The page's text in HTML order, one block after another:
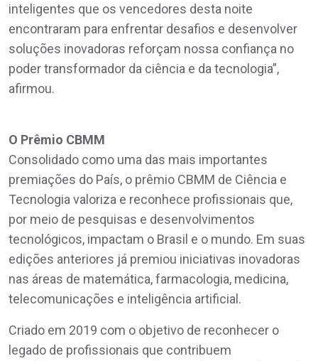
inteligentes que os vencedores desta noite
encontraram para enfrentar desafios e desenvolver
soluções inovadoras reforçam nossa confiança no
poder transformador da ciência e da tecnologia”,
afirmou.
O Prêmio CBMM
Consolidado como uma das mais importantes
premiações do País, o prêmio CBMM de Ciência e
Tecnologia valoriza e reconhece profissionais que,
por meio de pesquisas e desenvolvimentos
tecnológicos, impactam o Brasil e o mundo. Em suas
edições anteriores já premiou iniciativas inovadoras
nas áreas de matemática, farmacologia, medicina,
telecomunicações e inteligência artificial.
Criado em 2019 com o objetivo de reconhecer o
legado de profissionais que contribuem